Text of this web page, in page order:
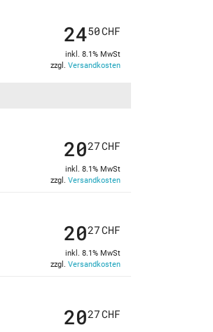
2450CHF
inkl. 8.1% MwSt
zzgl. Versandkosten
2027CHF
inkl. 8.1% MwSt
zzgl. Versandkosten
2027CHF
inkl. 8.1% MwSt
zzgl. Versandkosten
2027CHF